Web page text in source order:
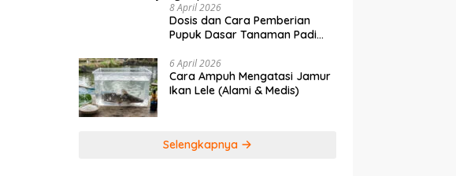
8 April 2026
Dosis dan Cara Pemberian
Pupuk Dasar Tanaman Padi
6 April 2026
Cara Ampuh Mengatasi Jamur
Ikan Lele (Alami & Medis)
Selengkapnya